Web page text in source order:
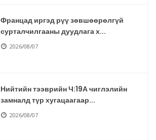
Францад иргэд рүү зөвшөөрөлгүй
сурталчилгааны дуудлага х...
2026/08/07
Нийтийн тээврийн Ч:19А чиглэлийн
замналд түр хугацаагаар...
2026/08/07